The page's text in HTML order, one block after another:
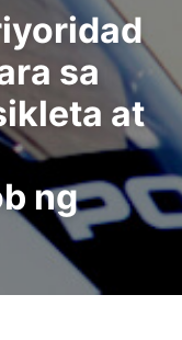
sa
at
ng